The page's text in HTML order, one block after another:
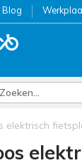
Blog
elektrisch